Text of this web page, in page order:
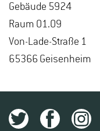
Ge­bäu­de 5924
Raum 01.09
Von-La­de-Stra­ße 1
65366 Gei­sen­heim